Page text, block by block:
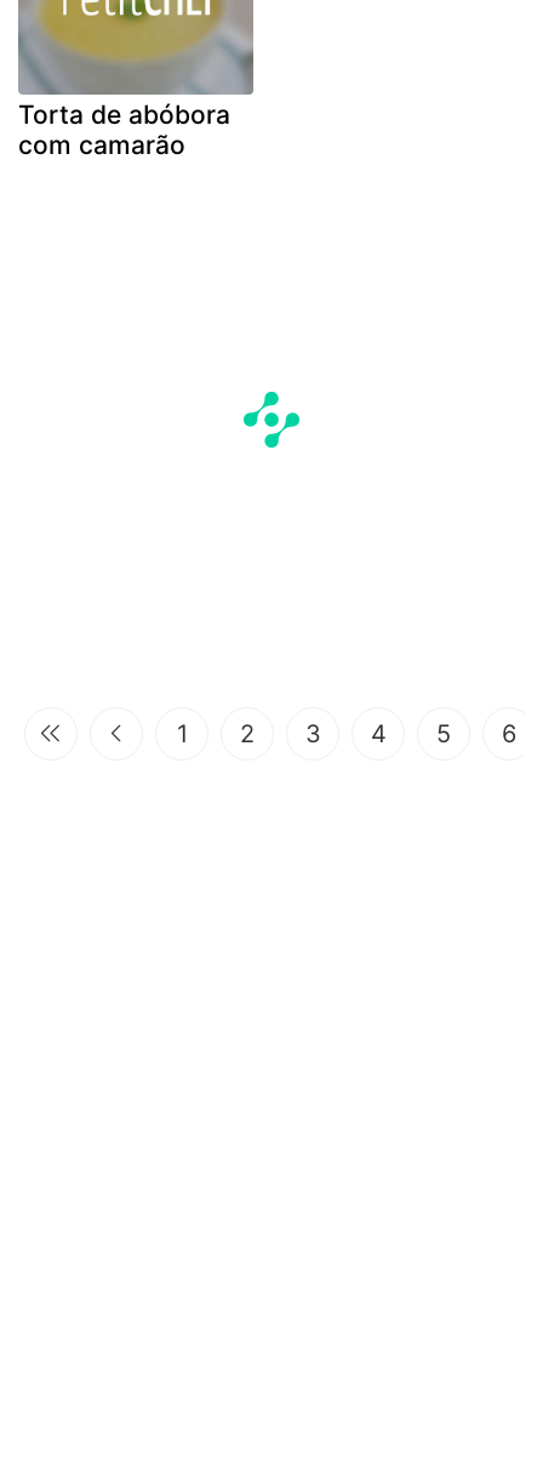
Torta de abóbora
com camarão
1 2 3 4 5 6